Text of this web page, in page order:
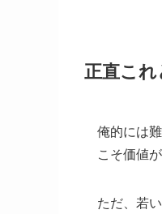
正直これ
俺的には
こそ価値
ただ、若